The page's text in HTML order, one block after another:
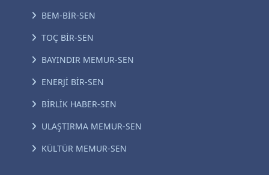
BEM-BİR-SEN
TOÇ BİR-SEN
BAYINDIR MEMUR-SEN
ENERJİ BİR-SEN
BİRLİK HABER-SEN
ULAŞTIRMA MEMUR-SEN
KÜLTÜR MEMUR-SEN